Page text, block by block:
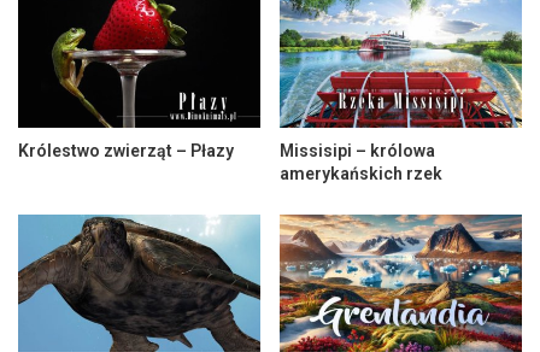
Królestwo zwierząt – Płazy
Missisipi – królowa
amerykańskich rzek